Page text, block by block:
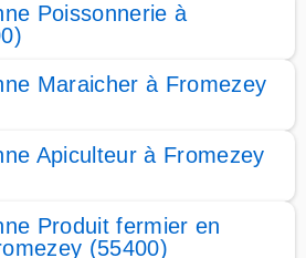
Poissonnerie à
Maraicher à Fromezey
Apiculteur à Fromezey
Produit fermier en
(55400)